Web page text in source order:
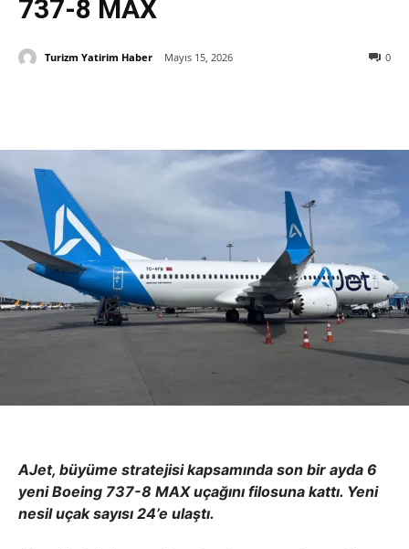
737-8 MAX
0
Turizm Yatirim Haber Mayıs 15, 2026
AJet, büyüme stratejisi kapsamında son bir ayda 6
yeni Boeing 737-8 MAX uçağını filosuna kattı. Yeni
nesil uçak sayısı 24’e ulaştı.